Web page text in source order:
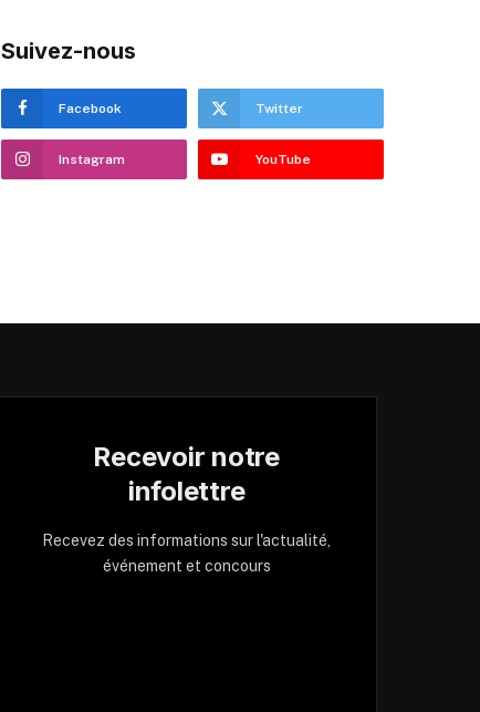
Suivez-nous
Facebook Twitter
Instagram YouTube
Recevoir notre
infolettre
Recevez des informations sur l'actualité,
événement et concours